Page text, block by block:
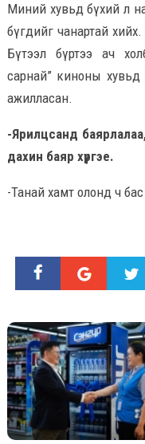
Миний хувьд бүхий л
бүгдийг чанартай
Бүтээл бүртээ ач
сарнай” киноны хувьд
ажилласан.
-Ярилцсанд
дахин баяр хүргэе.
-Танай хамт олонд ч